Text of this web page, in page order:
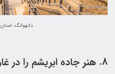
دانهوانگ،
8. هنر جاده ابریشم را در غارهای (موگائو) ببینید.